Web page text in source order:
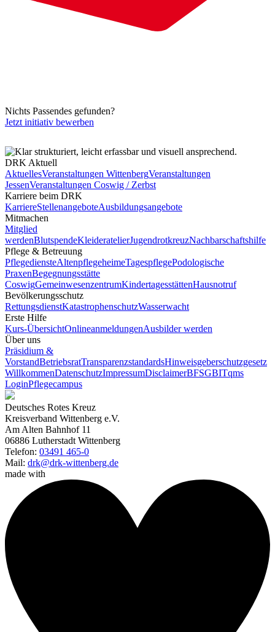
Nichts Passendes gefunden?
Jetzt initiativ bewerben
DRK Aktuell
AktuellesVeranstaltungen WittenbergVeranstaltungen
JessenVeranstaltungen Coswig / Zerbst
Karriere beim DRK
KarriereStellenangeboteAusbildungsangebote
Mitmachen
Mitglied
werdenBlutspendeKleideratelierJugendrotkreuzNachbarschaftshilfe
Pflege & Betreuung
PflegediensteAltenpflegeheimeTagespflegePodologische
PraxenBegegnungsstätte
CoswigGemeinwesenzentrumKindertagesstättenHausnotruf
Bevölkerungsschutz
RettungsdienstKatastrophenschutzWasserwacht
Erste Hilfe
Kurs-ÜbersichtOnlineanmeldungenAusbilder werden
Über uns
Präsidium &
VorstandBetriebsratTransparenzstandardsHinweisgeberschutzgesetz
WillkommenDatenschutzImpressumDisclaimerBFSGBITqms
LoginPflegecampus
Deutsches Rotes Kreuz
Kreisverband Wittenberg e.V.
Am Alten Bahnhof 11
06886 Lutherstadt Wittenberg
Telefon: 03491 465-0
Mail: drk@drk-wittenberg.de
made with